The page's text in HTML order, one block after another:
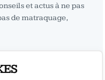
et actus à ne pas
de matraquage,